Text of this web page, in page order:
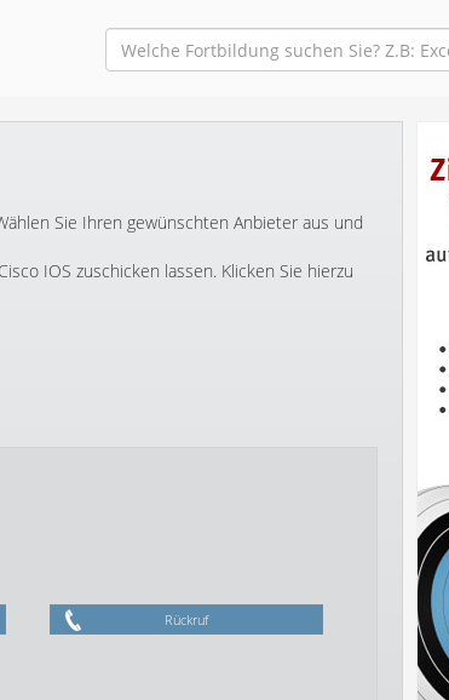
Sie Ihren gewünschten Anbieter aus und
IOS zuschicken lassen. Klicken Sie hierzu
Rückruf